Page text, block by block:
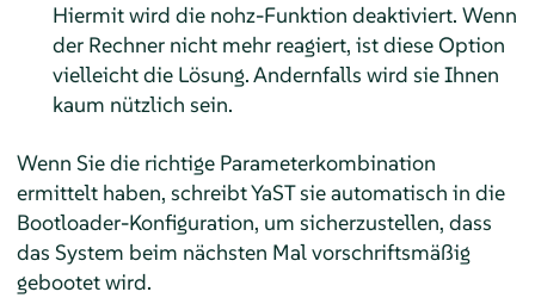
Hiermit wird die nohz-Funktion deaktiviert. Wenn
der Rechner nicht mehr reagiert, ist diese Option
vielleicht die Lösung. Andernfalls wird sie Ihnen
kaum nützlich sein.
Wenn Sie die richtige Parameterkombination
ermittelt haben, schreibt YaST sie automatisch in die
Bootloader-Konfiguration, um sicherzustellen, dass
das System beim nächsten Mal vorschriftsmäßig
gebootet wird.